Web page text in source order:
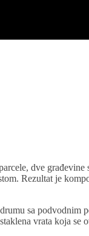
dve
Rezultat je
sa
vrata koja